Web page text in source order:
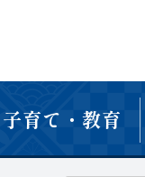
子育て・教育